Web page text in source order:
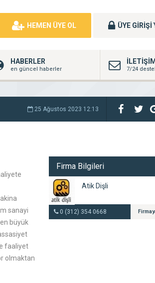
HEMEN ÜYE OL ÜYE GİRİŞİ
HABERLER
en güncel haberler
İLETİŞİM
7/24
25 Ağustos 2023 12:13
sanayi
büyük
faaliyet
olmaktan
Firma Bilgileri
Atik Dişli
0 (312) 354 0668